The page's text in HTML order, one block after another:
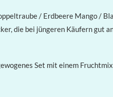
/ Erdbeere Mango /
die bei jüngeren Käufern gut
Set mit einem